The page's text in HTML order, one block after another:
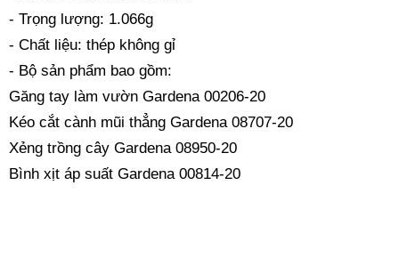
- Trọng lượng: 1.066g
- Chất liệu: thép không gỉ
- Bộ sản phẩm bao gồm:
Găng tay làm vườn Gardena 00206-20
Kéo cắt cành mũi thẳng Gardena 08707-20
Xẻng trồng cây Gardena 08950-20
Bình xịt áp suất Gardena 00814-20